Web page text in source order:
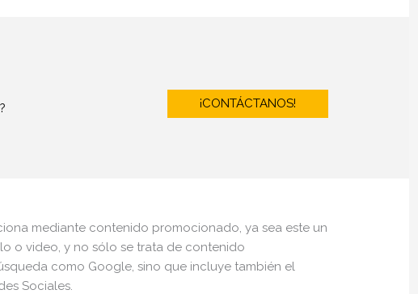
¡CONTÁCTANOS!
mediante contenido promocionado, ya sea este un
o video, y no sólo se trata de contenido
como Google, sino que incluye también el
Sociales.